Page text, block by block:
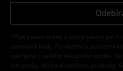
*Platí pouze online a kód je platný jen 4
slevovými kódy. Po vložení a potvrzení
odečtena z vašeho nákupního košíku.
vstupenky, dárkové poukazy, produkty: